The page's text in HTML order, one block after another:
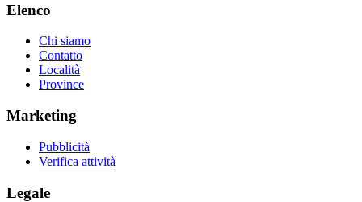
Elenco
Chi siamo
Contatto
Località
Province
Marketing
Pubblicità
Verifica attività
Legale